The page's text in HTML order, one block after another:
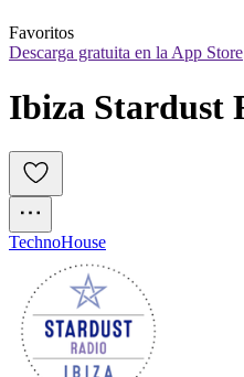
Favoritos
Descarga gratuita en la App Store
TechnoHouse